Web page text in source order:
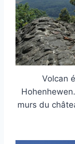
Volcan
murs du